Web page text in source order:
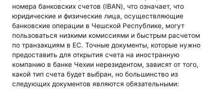
номера банковских счетов (IBAN), что означает, что
юридические и физические лица, осуществляющие
банковские операции в Чешской Республике, могут
пользоваться низкими комиссиями и быстрым расчетом
по транзакциям в ЕС. Точные документы, которые нужно
предоставить для открытия счета на иностранную
компанию в банке Чехии нерезидентом, зависят от того,
какой тип счета будет выбран, но большинство из
следующих документов являются обязательными: